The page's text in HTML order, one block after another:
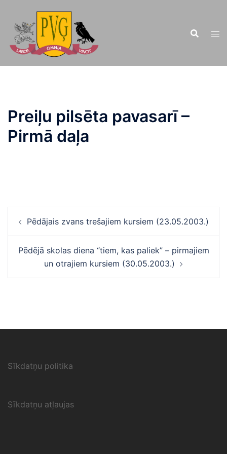
saturu
Preiļu pilsēta pavasarī –
Pirmā daļa
navigācija
Pēdājais zvans trešajiem kursiem (23.05.2003.)
Pēdējā skolas diena “tiem, kas paliek” – pirmajiem
un otrajiem kursiem (30.05.2003.)
Sīkdatņu politika
Sīkdatņu atļaujas